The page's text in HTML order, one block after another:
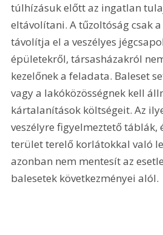
túlhízásuk előtt az ingatlan
eltávolítani. A tűzoltóság csak
távolítja el a veszélyes
épületekről, társasházakról
kezelőnek a feladata. Baleset
vagy a lakóközösségnek kell
kártalanítások költségeit. Az
veszélyre figyelmeztető táblák,
terület terelő korlátokkal való
azonban nem mentesít az
balesetek következményei alól.